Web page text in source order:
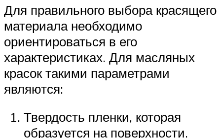
Для правильного выбора красящего
материала необходимо
ориентироваться в его
характеристиках. Для масляных
красок такими параметрами
являются:
Твердость пленки, которая
образуется на поверхности.